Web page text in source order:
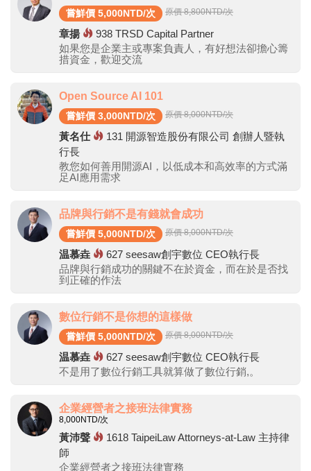
嘗鮮價 5,000NTD/次 原價 8,800NTD/次
章揚 938 TRSD Capital Partner
如果您是企業主或專案負責人，有好想法卻擔心籌
措資金，歡迎交流
Open Source AI 101
嘗鮮價 3,000NTD/次 原價 8,000NTD/次
黃名仕 131 開源智造股份有限公司 創辦人暨執
行長
教您如何善用開源AI，以低成本和高效率的方式滿
足AI應用需求
品牌與行銷不是有錢就會成功
嘗鮮價 5,000NTD/次 原價 8,000NTD/次
温慕垚 627 seesaw創宇數位 CEO執行長
品牌與行銷成功的關鍵不在於資金，而在於是否找
到正確的作法
數位行銷不是你想的這樣做
嘗鮮價 5,000NTD/次 原價 8,000NTD/次
温慕垚 627 seesaw創宇數位 CEO執行長
不是用了數位行銷工具就算做了數位行銷,。
企業經營者之接班法律實務
8,000NTD/次
黃沛聲 1618 TaipeiLaw​ Attorneys-at-Law 主持律
師
企業經營者之接班法律實務